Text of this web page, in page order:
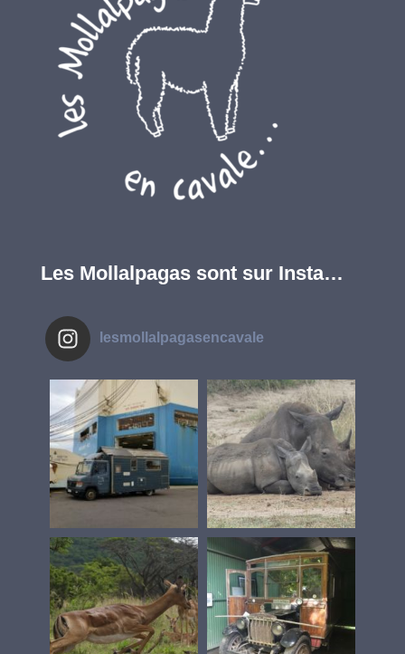
Les Mollalpagas sont sur Insta…
lesmollalpagasencavale